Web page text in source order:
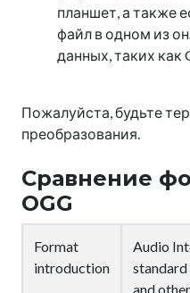
планшет, а также
файл в одном из
данных, таких как
Пожалуйста, будьте
преобразования.
Сравнение
OGG
Format
introduction
Audio
and